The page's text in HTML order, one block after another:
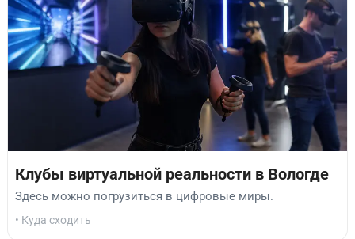
Клубы виртуальной реальности в Вологде
Здесь можно погрузиться в цифровые миры.
• Куда сходить